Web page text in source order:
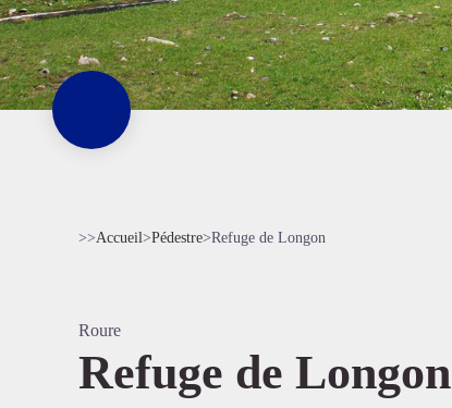
>>Accueil>Pédestre>Refuge de Longon
Roure
Refuge de Longon